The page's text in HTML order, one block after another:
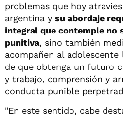
problemas que hoy
argentina y su abordaje
integral que contemple no
punitiva, sino también
acompañen al
de que obtenga un futuro
y trabajo, comprensión y
conducta punible
"En este sentido, cabe